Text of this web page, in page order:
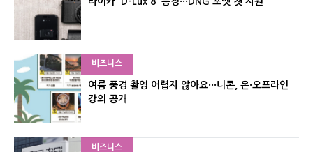
비즈니스
여름 풍경 촬영 어렵지 않아요···니콘, 온·오프라인
강의 공개
비즈니스